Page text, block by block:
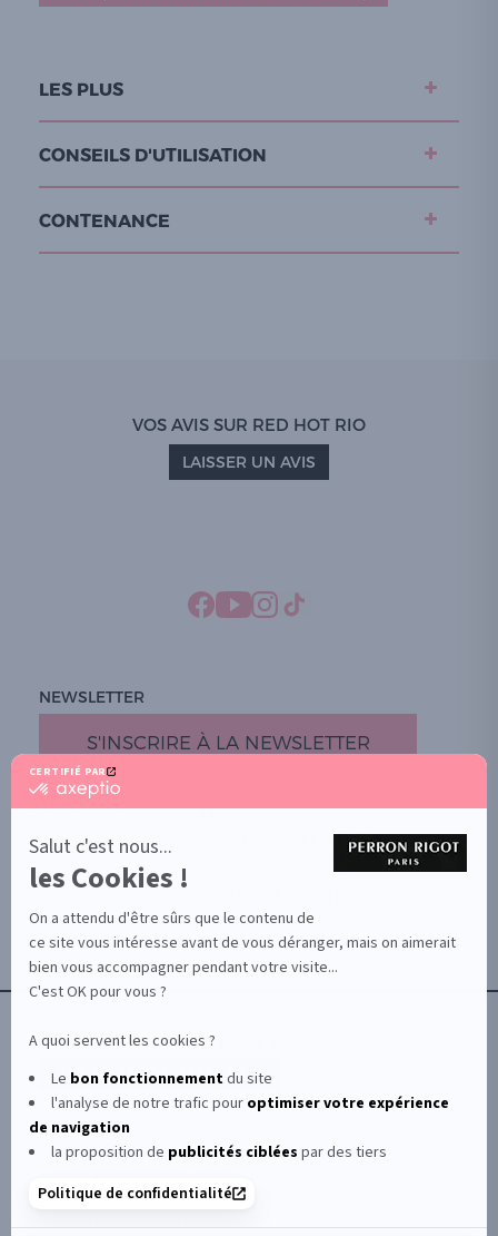
CERTIFIÉ PAR
certifié
En
savoir
plus
sur
Axeptio
Salut c'est nous...
les Cookies !
On a attendu d'être sûrs que le contenu de
ce site vous intéresse avant de vous déranger, mais on aimerait
bien vous accompagner pendant votre visite...
C'est OK pour vous ?
A quoi servent les cookies ?
Le bon fonctionnementdu site
l'analyse de notre trafic pour optimiservotre expérience
de navigation
la proposition de publicités ciblées par des tiers
Politique de confidentialité
LES PLUS
CONSEILS D'UTILISATION
CONTENANCE
VOS AVIS SUR RED HOT RIO
LAISSER UN AVIS
NEWSLETTER
S'INSCRIRE À LA NEWSLETTER
BOUTIQUE PARTICULIERS
AIDE / FAQ
CONTACT
CGU/CGV
© Le Club Perron Rigot 2026
matériels esthétiques à destination des instituts et spas.